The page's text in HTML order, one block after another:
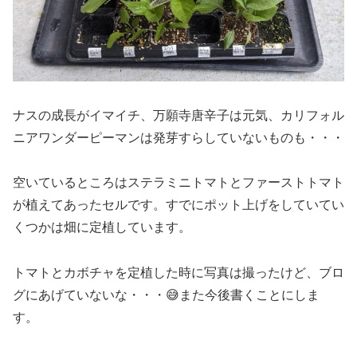
ナスの成長がイマイチ、万願寺唐辛子は元気、カリフォル
ニアワンダーピーマンは発芽すらしていないものも・・・
空いているところはステラミニトマトとファーストトマト
が植えてあったセルです。すでにポット上げをしていてい
くつかは畑に定植しています。
トマトとカボチャを定植した時に写真は撮ったけど、ブロ
グにあげていないな・・・😅また今後書くことにしま
す。